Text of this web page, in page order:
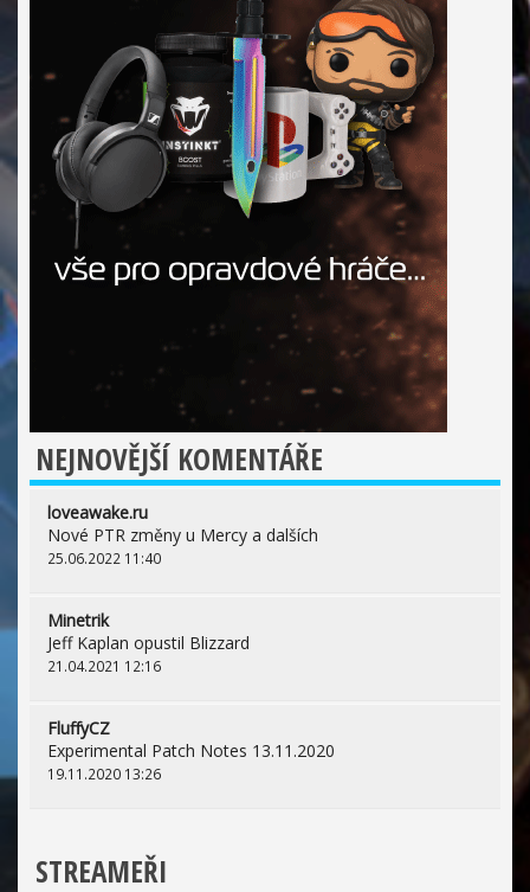
NEJNOVĚJŠÍ KOMENTÁŘE
loveawake.ru
Nové PTR změny u Mercy a dalších
25.06.2022 11:40
Minetrik
Jeff Kaplan opustil Blizzard
21.04.2021 12:16
FluffyCZ
Experimental Patch Notes 13.11.2020
19.11.2020 13:26
STREAMEŘI